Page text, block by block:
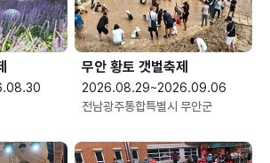
무안 황토 갯벌축제
2026.08.29~2026.09.06
전남광주통합특별시 무안군